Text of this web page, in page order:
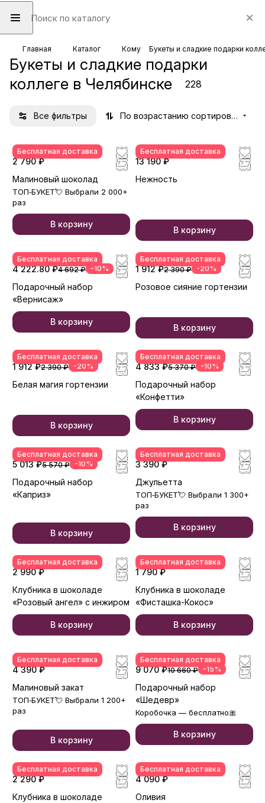
Главная Каталог Кому Букеты и сладкие подарки
Букеты и сладкие подарки
коллеге в Челябинске
228
Все фильтры По возрастанию сортировки
Бесплатная доставка
2 790 ₽
Малиновый шоколад
ТОП‑БУКЕТ💘 Выбрали 2 000+
раз
В корзину
Бесплатная доставка
13 190 ₽
Нежность
В корзину
Бесплатная доставка
4 222.80 ₽4 692 ₽ -10%
Подарочный набор
«Вернисаж»
В корзину
Бесплатная доставка
1 912 ₽2 390 ₽ -20%
Розовое сияние гортензии
В корзину
Бесплатная доставка
1 912 ₽2 390 ₽ -20%
Белая магия гортензии
В корзину
Бесплатная доставка
4 833 ₽5 370 ₽ -10%
Подарочный набор
«Конфетти»
В корзину
Бесплатная доставка
5 013 ₽5 570 ₽ -10%
Подарочный набор
«Каприз»
В корзину
Бесплатная доставка
3 390 ₽
Джульетта
ТОП‑БУКЕТ💘 Выбрали 1 300+
раз
В корзину
Бесплатная доставка
2 990 ₽
Клубника в шоколаде
«Розовый ангел» с инжиром
В корзину
Бесплатная доставка
1 790 ₽
Клубника в шоколаде
«Фисташка-Кокос»
В корзину
Бесплатная доставка
4 390 ₽
Малиновый закат
ТОП‑БУКЕТ💘 Выбрали 1 200+
раз
В корзину
Бесплатная доставка
9 070 ₽10 660 ₽ -15%
Подарочный набор
«Шедевр»
Коробочка — бесплатно🎀
В корзину
Бесплатная доставка
2 290 ₽
Клубника в шоколаде
Бесплатная доставка
4 090 ₽
Оливия